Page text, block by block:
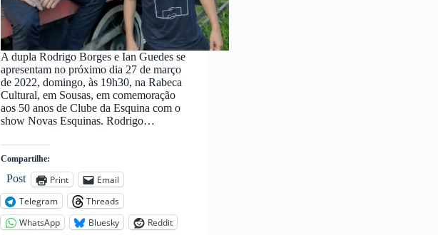
A dupla Rodrigo Borges e Ian Guedes se
apresentam no próximo dia 27 de março
de 2022, domingo, às 19h30, na Rabeca
Cultural, em Sousas, em comemoração
aos 50 anos de Clube da Esquina com o
show Novas Esquinas. Rodrigo…
Compartilhe:
Post Print
Email
Telegram
Threads
WhatsApp
Bluesky Reddit